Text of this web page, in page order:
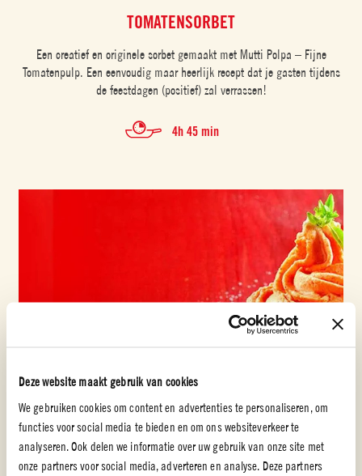
Deze website maakt gebruik van cookies
We gebruiken cookies om content en advertenties te personaliseren, om
functies voor social media te bieden en om ons websiteverkeer te
analyseren. Ook delen we informatie over uw gebruik van onze site met
onze partners voor social media, adverteren en analyse. Deze partners
TOMATENSORBET
Een creatief en originele sorbet gemaakt met Mutti Polpa – Fijne
Tomatenpulp. Een eenvoudig maar heerlijk recept dat je gasten tijdens
de feestdagen (positief) zal verrassen!
4h 45 min